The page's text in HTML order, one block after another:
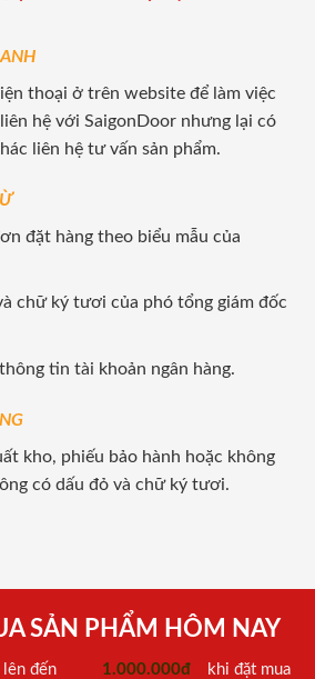
thoại ở trên website để làm việc
hệ với SaigonDoor nhưng lại có
liên hệ tư vấn sản phẩm.
đặt hàng theo biểu mẫu của
chữ ký tươi của phó tổng giám đốc
tin tài khoản ngân hàng.
kho, phiếu bảo hành hoặc không
có dấu đỏ và chữ ký tươi.
SẢN PHẨM HÔM NAY
đến 1.000.000đ
khi đặt mua